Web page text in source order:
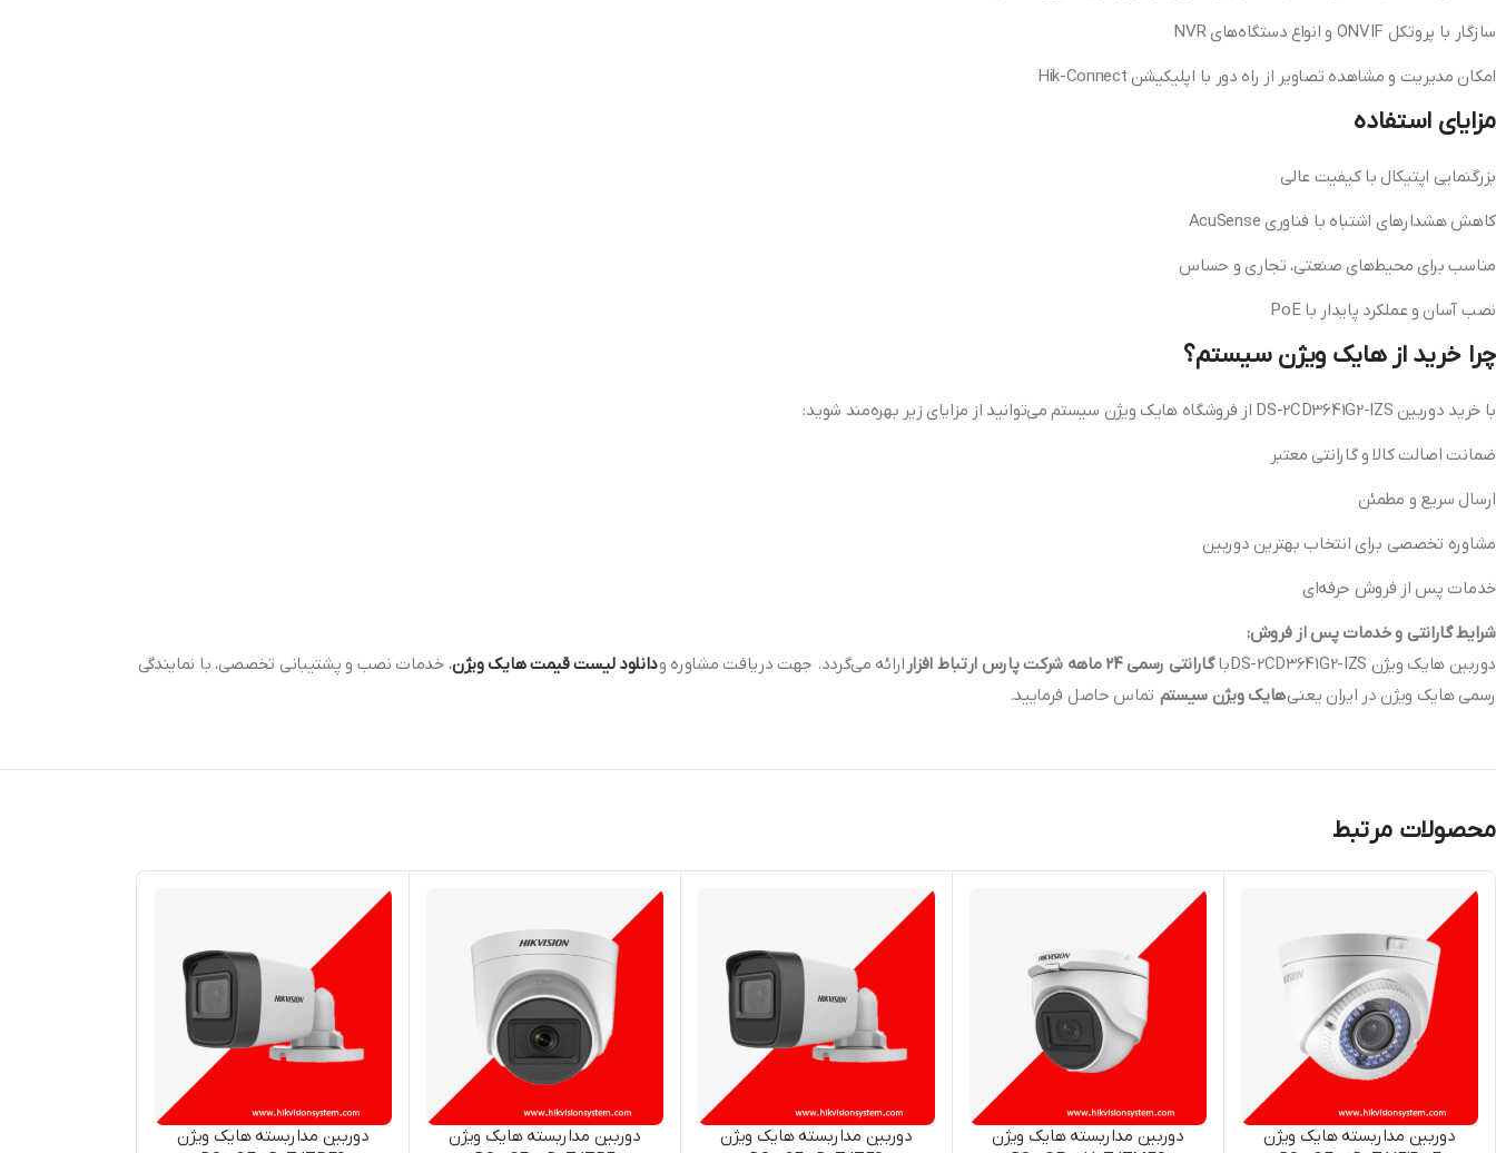
سازگار با پروتکل ONVIF و انواع دستگاه‌های NVR
امکان مدیریت و مشاهده تصاویر از راه دور با اپلیکیشن Hik-Connect
مزایای استفاده
بزرگنمایی اپتیکال با کیفیت عالی
کاهش هشدارهای اشتباه با فناوری AcuSense
مناسب برای محیط‌های صنعتی، تجاری و حساس
نصب آسان و عملکرد پایدار با PoE
چرا خرید از هایک ویژن سیستم؟
با خرید دوربین DS-2CD3641G2-IZS از فروشگاه هایک ویژن سیستم می‌توانید از مزایای زیر بهره‌مند شوید:
ضمانت اصالت کالا و گارانتی معتبر
ارسال سریع و مطمئن
مشاوره تخصصی برای انتخاب بهترین دوربین
خدمات پس از فروش حرفه‌ای
شرایط گارانتی و خدمات پس از فروش:
دوربین هایک ویژن DS-2CD3641G2-IZSبا
گارانتی رسمی 24 ماهه شرکت پارس ارتباط افزار ارائه می‌گردد. جهت دریافت مشاوره ودانلود لیست قیمت هایک ویژن، خدمات نصب و پشتیبانی تخصصی، با نمایندگی
رسمی هایک ویژن در ایران یعنیهایک ویژن سیستم تماس حاصل فرمایید.
محصولات مرتبط
دوربین مداربسته هایک ویژن
دوربین مداربسته هایک ویژن
دوربین مداربسته هایک ویژن
دوربین مداربسته هایک ویژن
دوربین مداربسته هایک ویژن